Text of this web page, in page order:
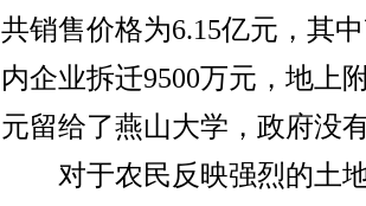
共销售价格为6.15亿元，其
内企业拆迁9500万元，地上
元留给了燕山大学，政府没
对于农民反映强烈的土地